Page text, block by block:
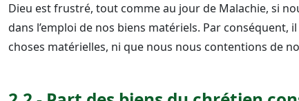
Dieu est frustré, tout comme au jour de Malachie, si
dans l’emploi de nos biens matériels. Par conséquent,
choses matérielles, ni que nous nous contentions de